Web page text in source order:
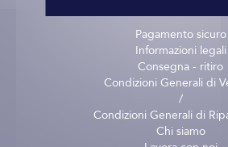
Pagamento sicuro
Informazioni legali
Consegna - ritiro
Condizioni Generali di
/
Condizioni Generali di
Chi siamo